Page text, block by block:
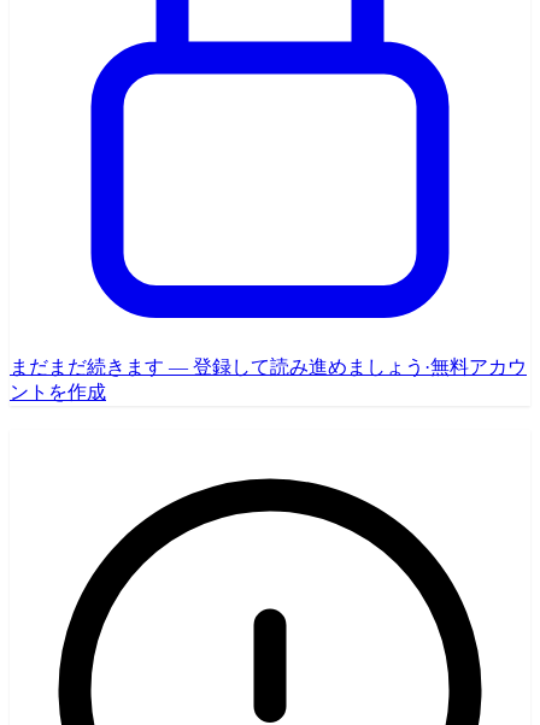
まだまだ続きます — 登録して読み進めましょう ·無料アカウ
ントを作成